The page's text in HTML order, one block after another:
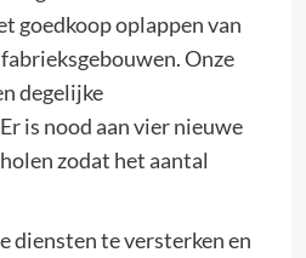
goedkoop oplappen van
Onze
degelijke
is nood aan vier nieuwe
zodat het aantal
diensten te versterken en